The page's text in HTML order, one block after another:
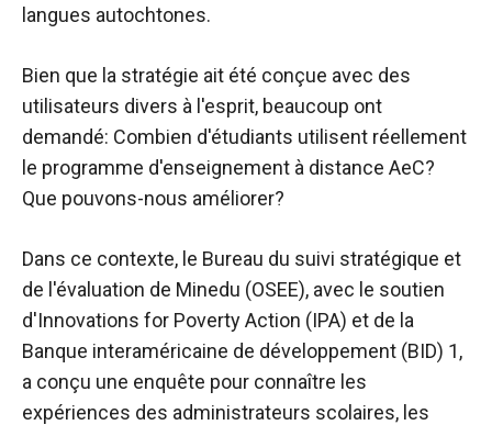
langues autochtones.
Bien que la stratégie ait été conçue avec des
utilisateurs divers à l'esprit, beaucoup ont
demandé: Combien d'étudiants utilisent réellement
le programme d'enseignement à distance AeC?
Que pouvons-nous améliorer?
Dans ce contexte, le Bureau du suivi stratégique et
de l'évaluation de Minedu (OSEE), avec le soutien
d'Innovations for Poverty Action (IPA) et de la
Banque interaméricaine de développement (BID) 1,
a conçu une enquête pour connaître les
expériences des administrateurs scolaires, les